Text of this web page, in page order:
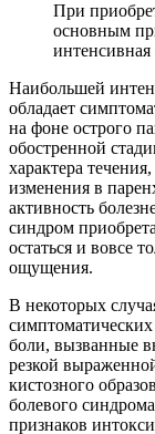
При
основным
интенсивная
Наибольшей
обладает
на фоне острого
обостренной
характера
изменения в
активность
синдром
остаться и вовсе
ощущения.
В некоторых
боли, вызванные
резкой
кистозного
болевого
признаков